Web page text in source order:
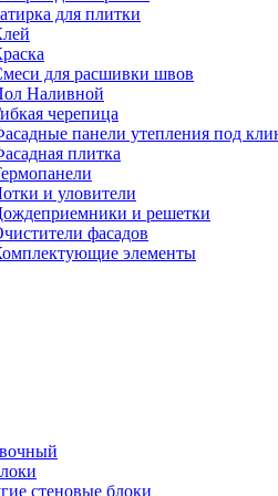
для плитки
для расшивки швов
Наливной
черепица
панели утепления под
плитка
и уловители
и решетки
фасадов
элементы
стеновые блоки